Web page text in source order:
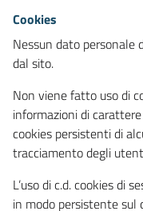
Cookies
Nessun dato personale
dal sito.
Non viene fatto uso di
informazioni di
cookies persistenti di
tracciamento degli
L’uso di c.d. cookies di
in modo persistente sul